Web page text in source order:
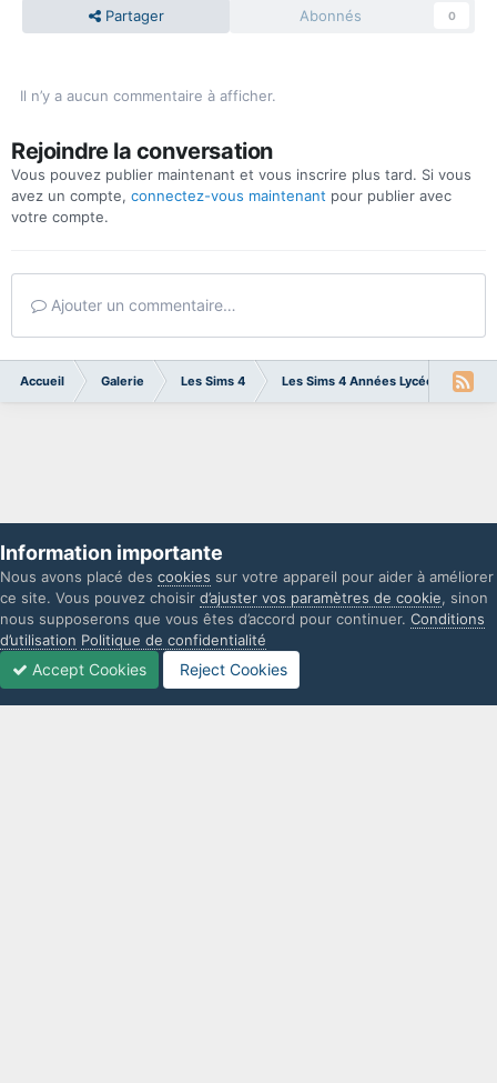
Partager Abonnés 0
Il n’y a aucun commentaire à afficher.
Rejoindre la conversation
Vous pouvez publier maintenant et vous inscrire plus tard. Si vous
avez un compte, connectez-vous maintenant pour publier avec
votre compte.
Ajouter un commentaire…
Accueil Galerie Les Sims 4 Les Sims 4 Années Lycée - High
Information importante
Nous avons placé des cookies sur votre appareil pour aider à améliorer
ce site. Vous pouvez choisir d’ajuster vos paramètres de cookie, sinon
nous supposerons que vous êtes d’accord pour continuer. Conditions
d’utilisation Politique de confidentialité
Accept Cookies Reject Cookies
Non lues